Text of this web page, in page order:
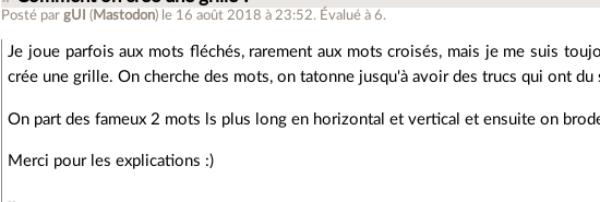
Posté pargUI ( Mastodon) le 16 août 2018 à 23:52. Évalué à6.
Je joue parfois aux mots fléchés, rarement aux mots croisés, mais je me suis
crée une grille. On cherche des mots, on tatonne jusqu'à avoir des trucs qui ont du
On part des fameux 2 mots ls plus long en horizontal et vertical et ensuite on
Merci pour les explications :)